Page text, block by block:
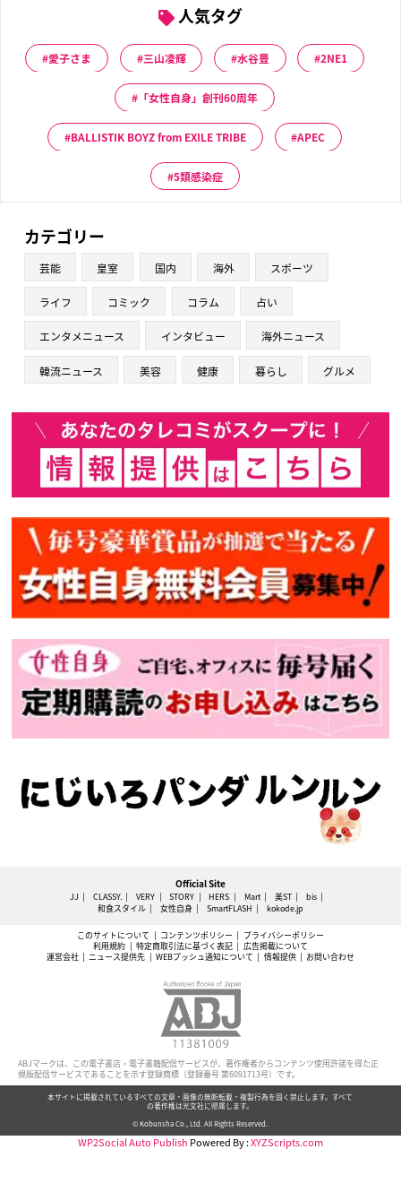
人気タグ
愛子さま 三山凌輝 水谷豊 2NE1
「女性自身」創刊60周年
BALLISTIK BOYZ from EXILE TRIBE APEC
5類感染症
カテゴリー
芸能 皇室 国内 海外 スポーツ
ライフ コミック コラム 占い
エンタメニュース インタビュー 海外ニュース
韓流ニュース 美容 健康 暮らし グルメ
Official Site
JJ CLASSY. VERY STORY HERS Mart 美ST
bis
和食スタイル
女性自身 SmartFLASH kokode.jp
このサイトについて コンテンツポリシー
プライバシーポリシー
利用規約
特定商取引法に基づく表記
広告掲載について
運営会社
ニュース提供先 WEBプッシュ通知について 情報提供 お問い合わせ
ABJマークは、この電子書店・電子書籍配信サービスが、著作権者からコンテンツ使用許諾を得た正
規版配信サービスであることを示す登録商標（登録番号 第6091713号）です。
本サイトに掲載されているすべての文章・画像の無断転載・複製行為を固く禁止します。すべて
の著作権は光文社に帰属します。
© Kobunsha Co., Ltd. All Rights Reserved.
WP2Social Auto Publish Powered By :XYZScripts.com